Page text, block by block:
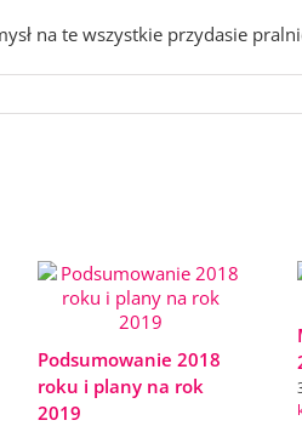
na te wszystkie przydasie
Podsumowanie 2018
roku i plany na rok
2019